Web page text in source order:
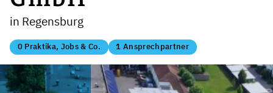
in Regensburg
0 Praktika, Jobs & Co. 1 Ansprechpartner